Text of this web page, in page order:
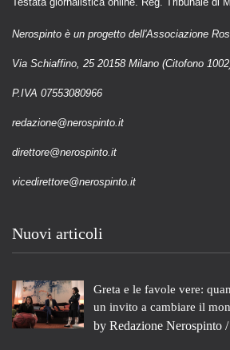
Nerospinto è un progetto dell'Associazione
Via Schiaffino, 25 20158 Milano (Citofono
P.IVA 07553080966
redazione@nerospinto.it
direttore@nerospinto.it
vicedirettore@nerospinto.it
Nuovi articoli
Greta e le favole vere:
un invito a cambiare il
by Redazione Nerospinto